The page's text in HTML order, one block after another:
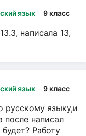
язык 9 класс
написала 13,
язык 9 класс
русскому языку,и
после написал
Работу